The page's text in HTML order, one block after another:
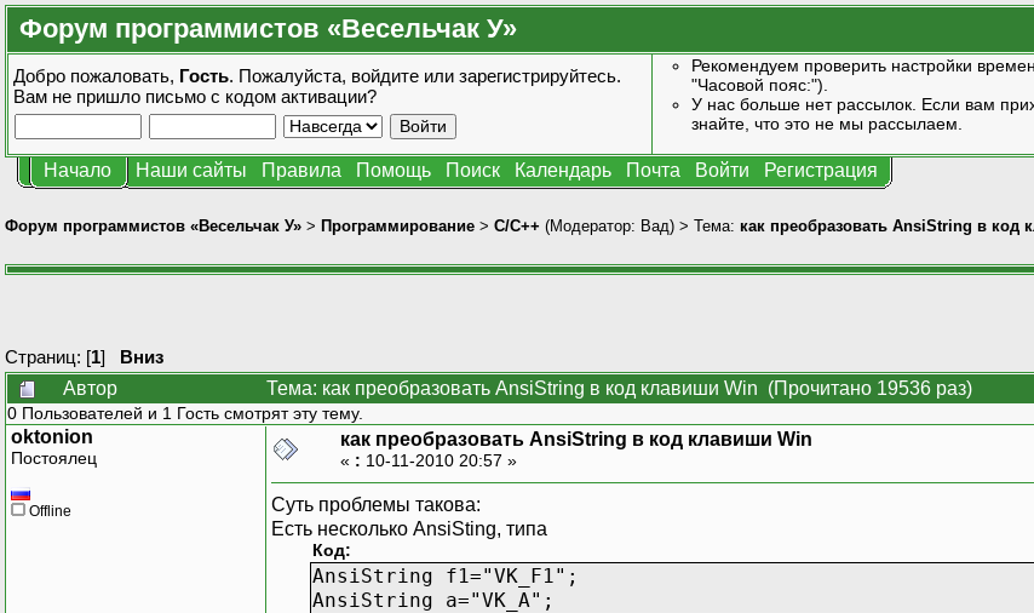
Форум программистов «Весельчак У»
Добро пожаловать, Гость. Пожалуйста, войдите или зарегистрируйтесь.
Вам не пришло письмо с кодом активации?
Рекомендуем проверить настройки
"Часовой пояс:").
У нас больше нет рассылок. Если вам
знайте, что это не мы рассылаем.
Начало Наши сайты Правила Помощь Поиск Календарь Почта Войти Регистрация
Форум программистов «Весельчак У» > Программирование > C/C++ (Модератор: Вад) > Тема: как преобразовать AnsiString в код
Страниц: [1] Вниз
Автор
Тема: как преобразовать AnsiString в код клавиши Win (Прочитано 19536 раз)
0 Пользователей и 1 Гость смотрят эту тему.
oktonion
Постоялец
Offline
как преобразовать AnsiString в код клавиши Win
« : 10-11-2010 20:57 »
Суть проблемы такова:
Есть несколько AnsiSting, типа
Код:
AnsiString f1="VK_F1";
AnsiString a="VK_A";